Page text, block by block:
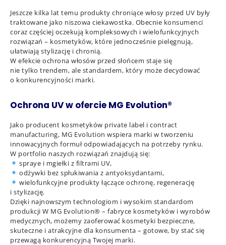
Jeszcze kilka lat temu produkty chroniące włosy przed UV były
traktowane jako niszowa ciekawostka. Obecnie konsumenci
coraz częściej oczekują kompleksowych i wielofunkcyjnych
rozwiązań – kosmetyków, które jednocześnie pielęgnują,
ułatwiają stylizację i chronią.
W efekcie ochrona włosów przed słońcem staje się
nie tylko trendem, ale standardem, który może decydować
o konkurencyjności marki.
Ochrona UV w ofercie MG Evolution®
Jako producent kosmetyków private label i contract
manufacturing, MG Evolution wspiera marki w tworzeniu
innowacyjnych formuł odpowiadających na potrzeby rynku.
W portfolio naszych rozwiązań znajdują się:
spraye i mgiełki z filtrami UV,
odżywki bez spłukiwania z antyoksydantami,
wielofunkcyjne produkty łączące ochronę, regenerację
i stylizację.
Dzięki najnowszym technologiom i wysokim standardom
produkcji W MG Evolution® – fabryce kosmetyków i wyrobów
medycznych, możemy zaoferować kosmetyki bezpieczne,
skuteczne i atrakcyjne dla konsumenta – gotowe, by stać się
przewagą konkurencyjną Twojej marki.